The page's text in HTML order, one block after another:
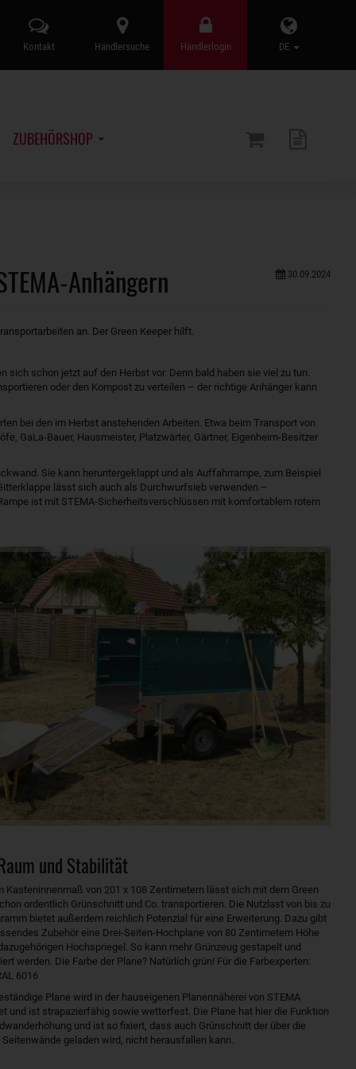
DE
Händlerlogin
Händlersuche
Kontakt
ZUBEHÖRSHOP
30.09.2024
Anhängern
an. Der Green Keeper hilft.
schon jetzt auf den Herbst vor. Denn bald haben sie viel zu tun.
oder den Kompost zu verteilen – der richtige Anhänger kann
bei den im Herbst anstehenden Arbeiten. Etwa beim Transport von
GaLa-Bauer, Hausmeister, Platzwärter, Gärtner, Eigenheim-Besitzer
Sie kann heruntergeklappt und als Auffahrrampe, zum Beispiel
lässt sich auch als Durchwurfsieb verwenden –
ist mit STEMA-Sicherheitsverschlüssen mit komfortablem rotem
und Stabilität
Kasteninnenmaß von 201 x 108 Zentimetern lässt sich mit dem Green
ordentlich Grünschnitt und Co. transportieren. Die Nutzlast von bis zu
bietet außerdem reichlich Potenzial für eine Erweiterung. Dazu gibt
Zubehör eine Drei-Seiten-Hochplane von 80 Zentimetern Höhe
Hochspriegel. So kann mehr Grünzeug gestapelt und
werden. Die Farbe der Plane? Natürlich grün! Für die Farbexperten:
6016
Plane wird in der hauseigenen Planennäherei von STEMA
und ist strapazierfähig sowie wetterfest. Die Plane hat hier die Funktion
und ist so fixiert, dass auch Grünschnitt der über die
Seitenwände geladen wird, nicht herausfallen kann.